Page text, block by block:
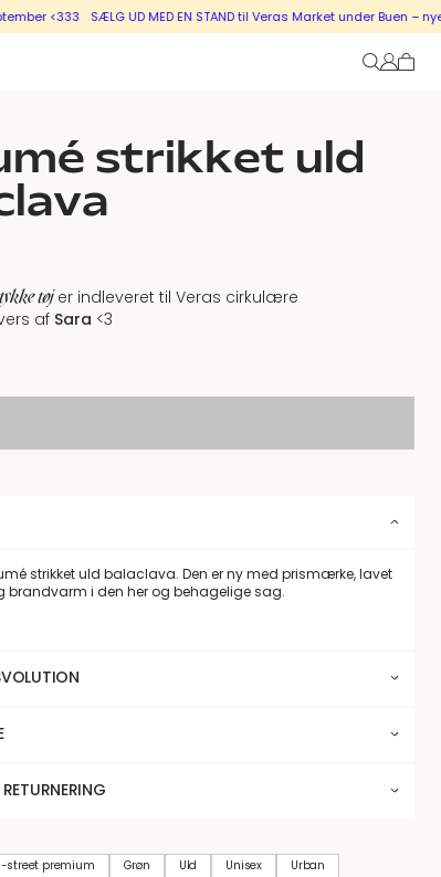
SÆLG UD MED EN STAND til Veras Market under Buen – nye
strikket uld
tøjer indleveret til Veras cirkulære
af Sara <3
strikket uld balaclava. Den er ny med prismærke, lavet
brandvarm i den her og behagelige sag.
street premium Grøn Uld Unisex Urban